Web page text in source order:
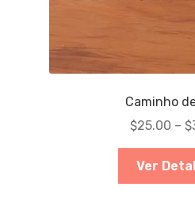
Caminho
$25.00 – $
Ver